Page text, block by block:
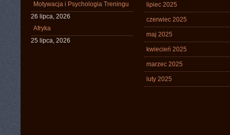
Motywacja i Psychologia Treningu
26 lipca, 2026
Afryka
25 lipca, 2026
lipiec 2025
czerwiec 2025
maj 2025
kwiecień 2025
marzec 2025
luty 2025